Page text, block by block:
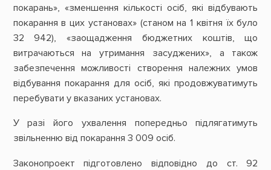
покарань», «зменшення кількості осіб, які відбувають
покарання в цих установах» (станом на 1 квітня їх було
32 942), «заощадження бюджетних коштів, що
витрачаються на утримання засуджених», а також
забезпечення можливості створення належних умов
відбування покарання для осіб, які продовжуватимуть
перебувати у вказаних установах.
У разі його ухвалення попередньо підлягатимуть
звільненню від покарання 3 009 осіб.
Законопроект підготовлено відповідно до ст. 92